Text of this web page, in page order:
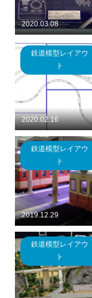
2020.03.08
2020.02.16
鉄道模型レイアウ
ト
2019.12.29
鉄道模型レイアウ
ト
鉄道模型レイアウ
ト